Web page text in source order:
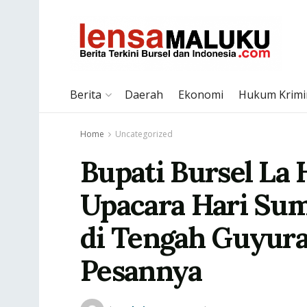
Berita Daerah Ekonomi Hukum
Home Uncategorized
Bupati Bursel La
Upacara Hari
di Tengah
Pesannya